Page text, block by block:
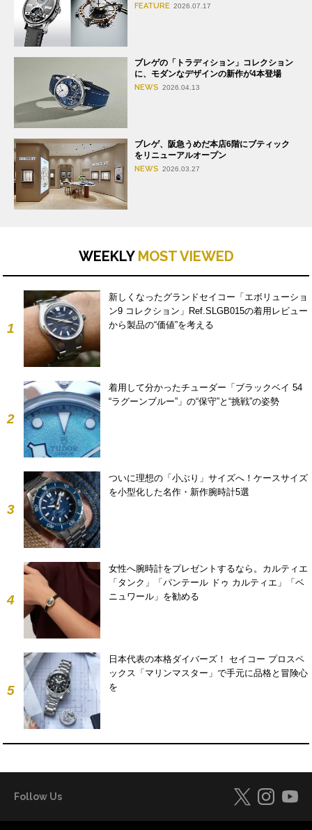
FEATURE 2026.07.17
ブレゲの「トラディション」コレクション
に、モダンなデザインの新作が4本登場
NEWS 2026.04.13
ブレゲ、阪急うめだ本店6階にブティック
をリニューアルオープン
NEWS 2026.03.27
WEEKLY MOST VIEWED
1
新しくなったグランドセイコー「エボリューショ
ン9 コレクション」Ref.SLGB015の着用レビュー
から製品の“価値”を考える
2
着用して分かったチューダー「ブラックベイ 54
“ラグーンブルー”」の“保守”と“挑戦”の姿勢
3
ついに理想の「小ぶり」サイズへ！ケースサイズ
を小型化した名作・新作腕時計5選
4
女性へ腕時計をプレゼントするなら。カルティエ
「タンク」「パンテール ドゥ カルティエ」「ベ
ニュワール」を勧める
5
日本代表の本格ダイバーズ！ セイコー プロスペ
ックス「マリンマスター」で手元に品格と冒険心
を
Follow Us